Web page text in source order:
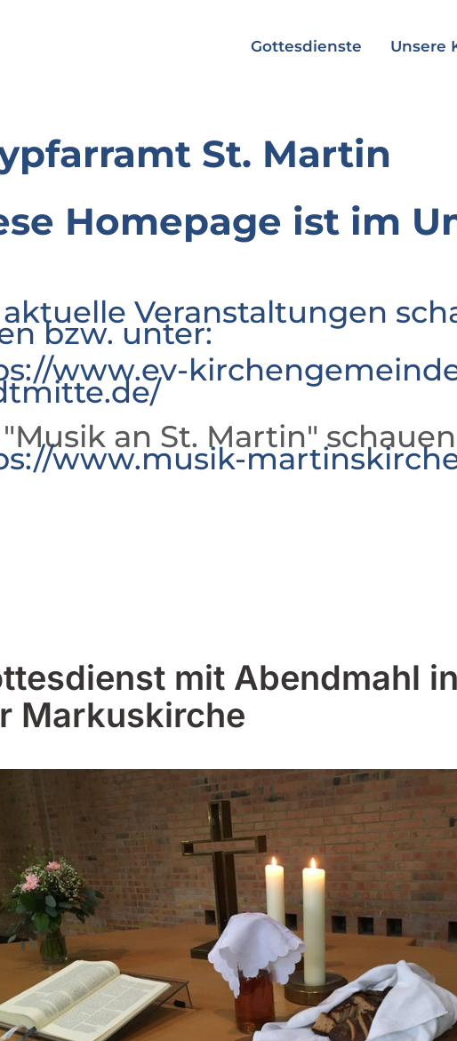
Gottesdienste Unsere
St. Martin
Homepage ist im
Veranstaltungen
bzw. unter:
www.ev-
an St. Martin"
www.musik-
mit Abendmahl in
Markuskirche